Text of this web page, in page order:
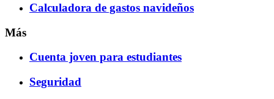
Calculadora de gastos navideños
Más
Cuenta joven para estudiantes
Seguridad